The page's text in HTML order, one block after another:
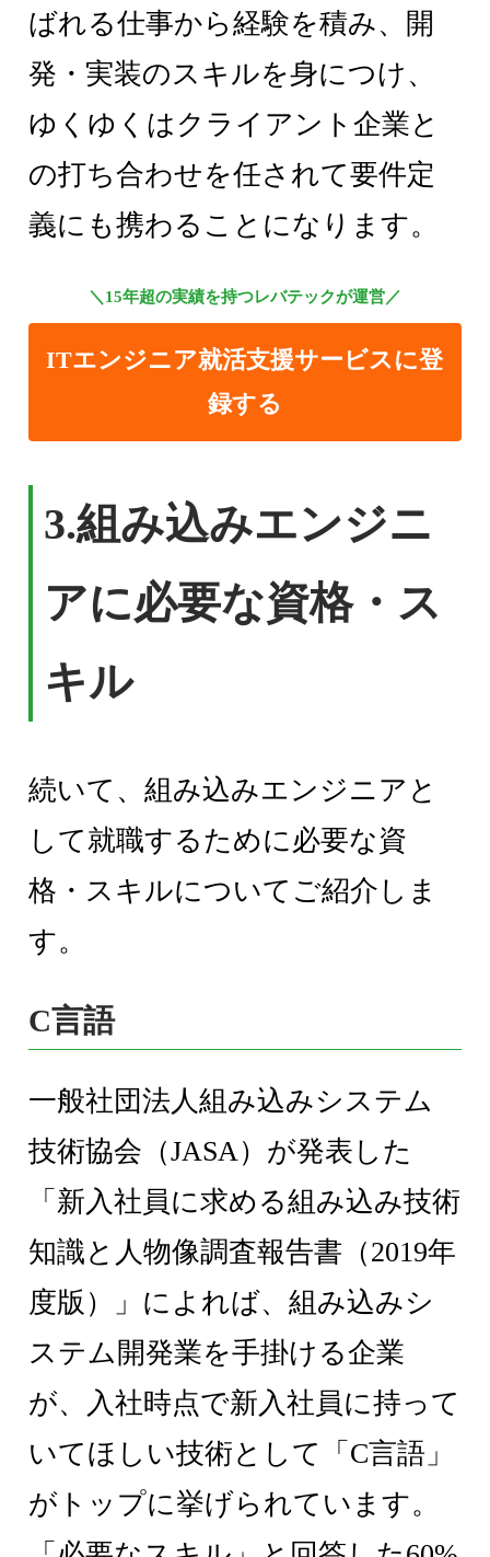
ばれる仕事から経験を積み、開
発・実装のスキルを身につけ、
ゆくゆくはクライアント企業と
の打ち合わせを任されて要件定
義にも携わることになります。
＼15年超の実績を持つレバテックが運営／
ITエンジニア就活支援サービスに登
録する
3.組み込みエンジニ
アに必要な資格・ス
キル
続いて、組み込みエンジニアと
して就職するために必要な資
格・スキルについてご紹介しま
す。
C言語
一般社団法人組み込みシステム
技術協会（JASA）が発表した
「新入社員に求める組み込み技術
知識と人物像調査報告書（2019年
度版）」によれば、組み込みシ
ステム開発業を手掛ける企業
が、入社時点で新入社員に持って
いてほしい技術として「C言語」
がトップに挙げられています。